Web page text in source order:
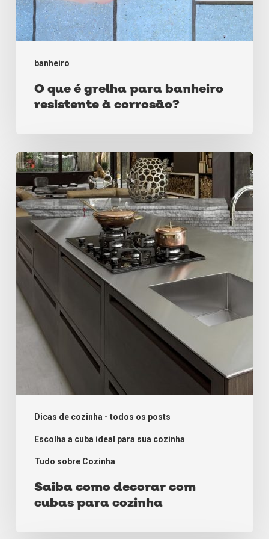
banheiro
O que é grelha para banheiro
resistente à corrosão?
Dicas de cozinha - todos os posts
Escolha a cuba ideal para sua cozinha
Tudo sobre Cozinha
Saiba
como
decorar
com
cubas
para
cozinha
Saiba como decorar com
cubas para cozinha